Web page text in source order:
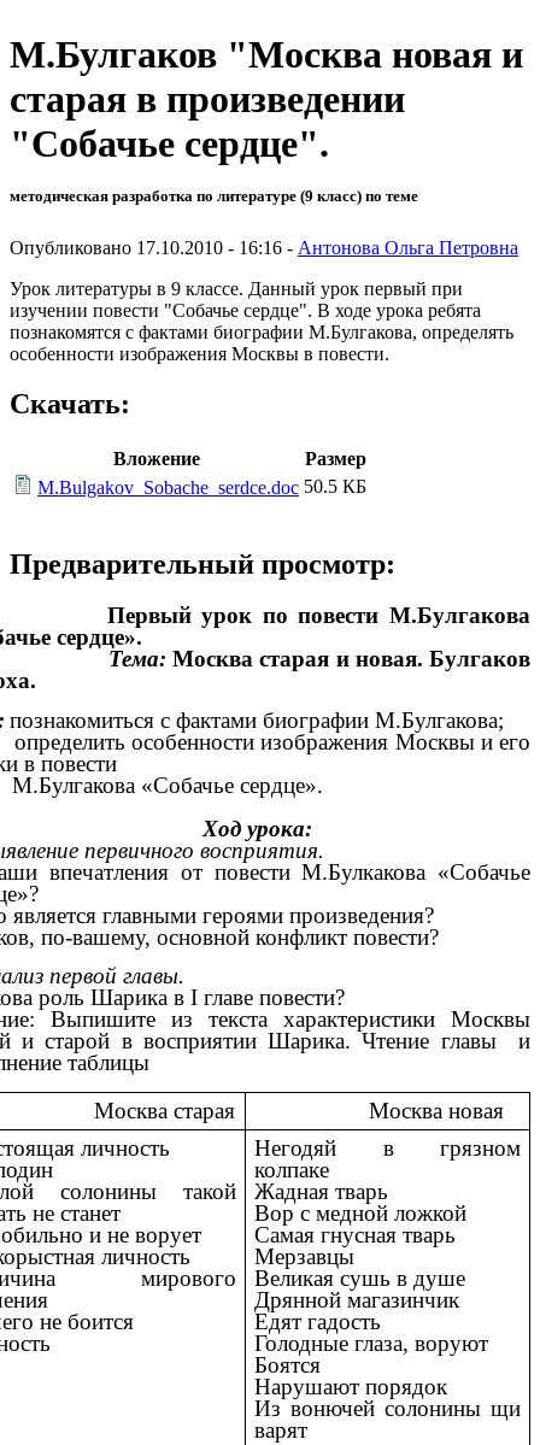
М.Булгаков "Москва новая и
старая в произведении
"Собачье сердце".
методическая разработка по литературе (9 класс) по теме
Опубликовано 17.10.2010 - 16:16 - Антонова Ольга Петровна
Урок литературы в 9 классе. Данный урок первый при
изучении повести "Собачье сердце". В ходе урока ребята
познакомятся с фактами биографии М.Булгакова, определять
особенности изображения Москвы в повести.
Скачать:
Вложение
Размер
M.Bulgakov_Sobache_serdce.doc 50.5 КБ
Предварительный просмотр:
урок по повести М.Булгакова
сердце».
Тема:Москва старая и новая. Булгаков
познакомиться с фактами биографии М.Булгакова;
особенности изображения Москвы и его
в повести
«Собачье сердце».
Ход урока:
первичного восприятия.
впечатления от повести М.Булкакова «Собачье
главными героями произведения?
по-вашему, основной конфликт повести?
первой главы.
роль Шарика в I главе повести?
Выпишите из текста характеристики Москвы
и старой в восприятии Шарика. Чтение главы и
таблицы
старая
Москва новая
личность
солонины такой
не станет
и не ворует
личность
мирового
не боится
Негодяй в грязном
колпаке
Жадная тварь
Вор с медной ложкой
Самая гнусная тварь
Мерзавцы
Великая сушь в душе
Дрянной магазинчик
Едят гадость
Голодные глаза, воруют
Боятся
Нарушают порядок
Из вонючей солонины щи
варят